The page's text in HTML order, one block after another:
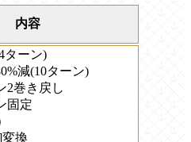
内容
ターン)
減(10ターン)
2巻き戻し
固定
換